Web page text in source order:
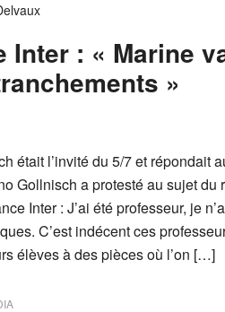
: « Marine
»
était l’invité du 5/7 et répondait
Gollnisch a protesté au sujet du
Inter : J’ai été professeur, je
C’est indécent ces
élèves à des pièces où l’on […]